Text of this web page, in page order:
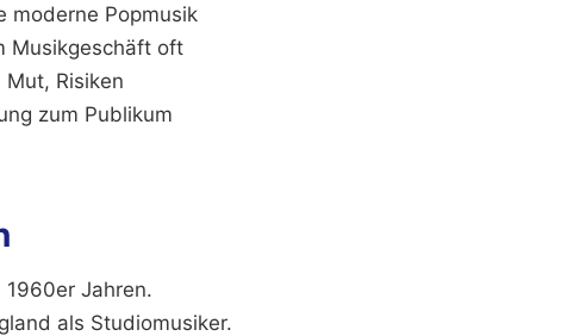
moderne Popmusik
Musikgeschäft oft
Risiken
zum Publikum
Jahren.
als Studiomusiker.